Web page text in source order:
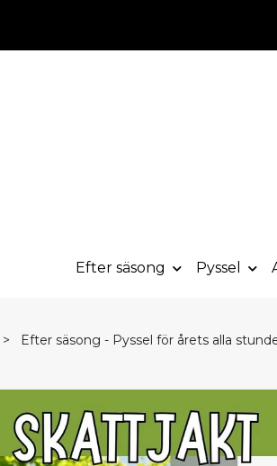
Efter säsong Pyssel
Efter säsong - Pyssel för årets alla